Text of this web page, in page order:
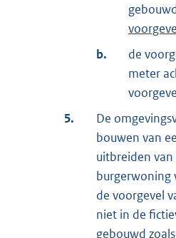
b.
de
meter
5.
De
bouwen van
uitbreiden
burgerwoning
de voorgevel
niet in de
gebouwd